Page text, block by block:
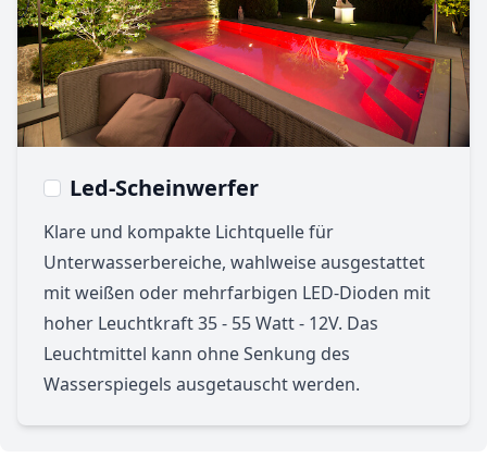
Led-Scheinwerfer
Klare und kompakte Lichtquelle für
Unterwasserbereiche, wahlweise ausgestattet
mit weißen oder mehrfarbigen LED-Dioden mit
hoher Leuchtkraft 35 - 55 Watt - 12V. Das
Leuchtmittel kann ohne Senkung des
Wasserspiegels ausgetauscht werden.